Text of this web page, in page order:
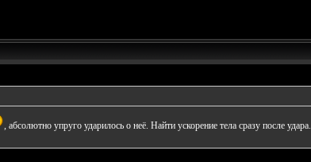
, абсолютно упруго ударилось о неё. Найти ускорение тела сразу после удара.